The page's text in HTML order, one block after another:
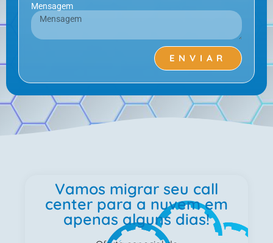
Mensagem
ENVIAR
Vamos migrar seu call
center para a nuvem em
apenas alguns dias!